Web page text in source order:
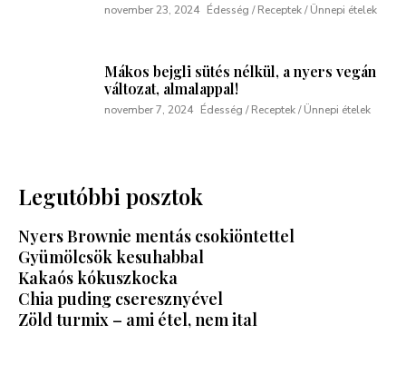
november 23, 2024 Édesség / Receptek / Ünnepi ételek
Mákos bejgli sütés nélkül, a nyers vegán
változat, almalappal!
november 7, 2024 Édesség / Receptek / Ünnepi ételek
Legutóbbi posztok
Nyers Brownie mentás csokiöntettel
Gyümölcsök kesuhabbal
Kakaós kókuszkocka
Chia puding cseresznyével
Zöld turmix – ami étel, nem ital